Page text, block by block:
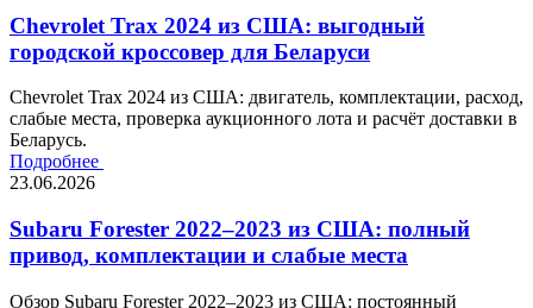
Chevrolet Trax 2024 из США: выгодный
городской кроссовер для Беларуси
Chevrolet Trax 2024 из США: двигатель, комплектации, расход,
слабые места, проверка аукционного лота и расчёт доставки в
Беларусь.
Подробнее
23.06.2026
Subaru Forester 2022–2023 из США: полный
привод, комплектации и слабые места
Обзор Subaru Forester 2022–2023 из США: постоянный